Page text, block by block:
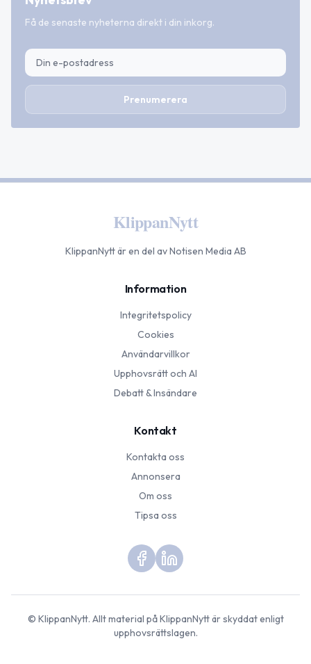
Få de senaste nyheterna direkt i din inkorg.
Prenumerera
KlippanNytt
KlippanNyttär en del av Notisen Media AB
Information
Integritetspolicy
Cookies
Användarvillkor
Upphovsrätt och AI
Debatt & Insändare
Kontakt
Kontakta oss
Annonsera
Om oss
Tipsa oss
© KlippanNytt. Allt material påKlippanNyttär skyddat enligt
upphovsrättslagen.